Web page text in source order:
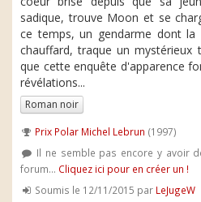
sadique, trouve Moon et se
ce temps, un gendarme dont
chauffard, traque un mystérieux
que cette enquête d'apparence
révélations...
Roman noir
Prix Polar Michel Lebrun (1997)
Il ne semble pas encore y avoir
forum... Cliquez ici pour en créer un !
Soumis le 12/11/2015 par LeJugeW